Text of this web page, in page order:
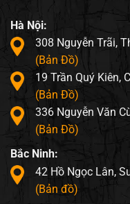
Hà Nội:
308 Nguyễn Trãi,
(Bản Đồ)
19 Trần Quý Kiên,
(Bản Đồ)
336 Nguyễn Văn
(Bản Đồ)
Bắc Ninh:
42 Hồ Ngọc Lân,
(Bản đồ)